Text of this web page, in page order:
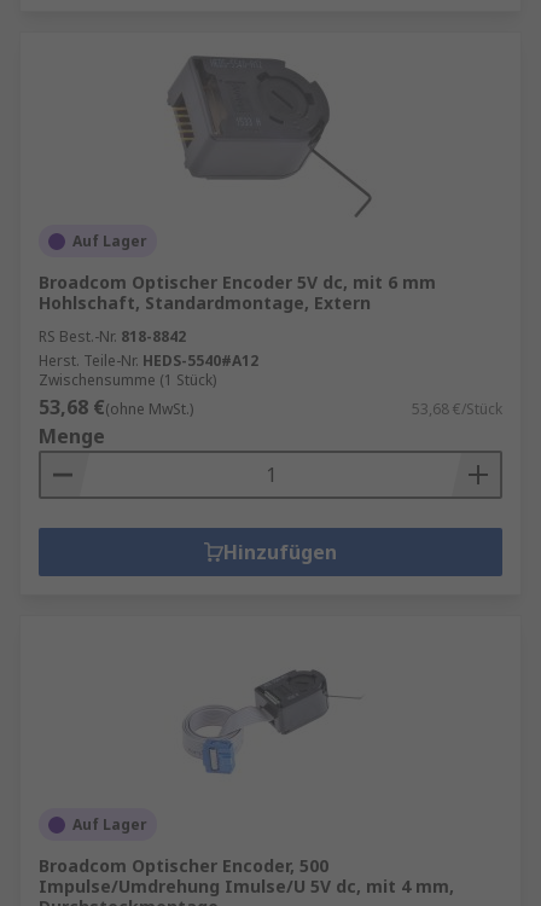
Auf Lager
Broadcom Optischer Encoder 5V dc, mit 6 mm
Hohlschaft, Standardmontage, Extern
RS Best.-Nr. 818-8842
Herst. Teile-Nr. HEDS-5540#A12
Zwischensumme (1 Stück)
53,68 €(ohne MwSt.) 53,68 €/Stück
Menge
Hinzufügen
Auf Lager
Broadcom Optischer Encoder, 500
Impulse/Umdrehung Imulse/U 5V dc, mit 4 mm,